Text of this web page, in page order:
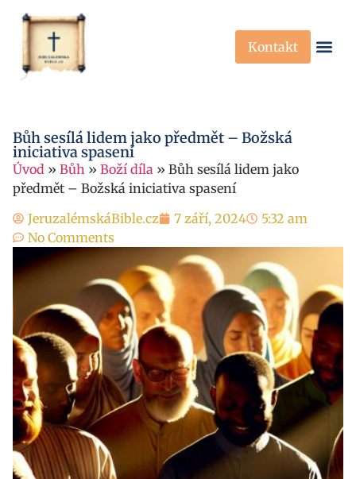
Kontakt
Bůh sesílá lidem jako předmět – Božská
iniciativa spasení
Úvod » Bůh » Boží díla » Bůh sesílá lidem jako
předmět – Božská iniciativa spasení
JeruzalémskáBible.cz
7 září, 2024
5:32 am
No Comments